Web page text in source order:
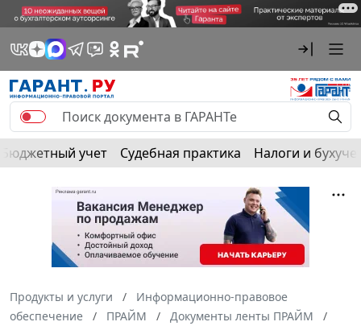
Бюджетный учет Судебная практика Налоги и
Продукты и услуги
Информационно-правовое
обеспечение
ПРАЙМ
Документы ленты ПРАЙМ